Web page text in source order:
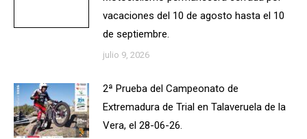
vacaciones del 10 de agosto hasta el 10
de septiembre.
julio 9, 2026
2ª Prueba del Campeonato de
Extremadura de Trial en Talaveruela de la
Vera, el 28-06-26.